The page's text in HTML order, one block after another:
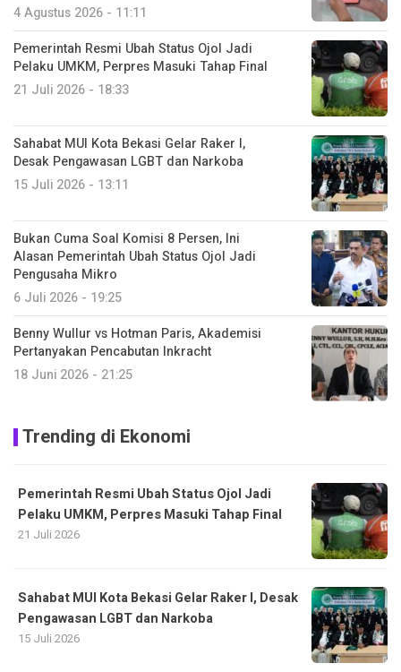
4 Agustus 2026 - 11:11
Pemerintah Resmi Ubah Status Ojol Jadi
Pelaku UMKM, Perpres Masuki Tahap Final
21 Juli 2026 - 18:33
Sahabat MUI Kota Bekasi Gelar Raker I,
Desak Pengawasan LGBT dan Narkoba
15 Juli 2026 - 13:11
Bukan Cuma Soal Komisi 8 Persen, Ini
Alasan Pemerintah Ubah Status Ojol Jadi
Pengusaha Mikro
6 Juli 2026 - 19:25
Benny Wullur vs Hotman Paris, Akademisi
Pertanyakan Pencabutan Inkracht
18 Juni 2026 - 21:25
Trending di Ekonomi
Pemerintah Resmi Ubah Status Ojol Jadi
Pelaku UMKM, Perpres Masuki Tahap Final
21 Juli 2026
Sahabat MUI Kota Bekasi Gelar Raker I, Desak
Pengawasan LGBT dan Narkoba
15 Juli 2026